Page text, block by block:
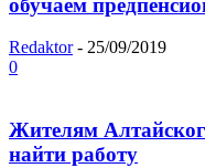
обучаем
Redaktor - 25/09/2019
0
Жителям
найти работу